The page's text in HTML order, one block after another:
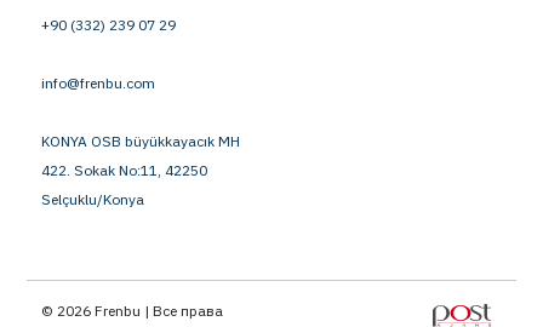
+90 (332) 239 07 29
info@frenbu.com
KONYA OSB büyükkayacık MH
422. Sokak No:11, 42250
Selçuklu/Konya
© 2026 Frenbu | Все права